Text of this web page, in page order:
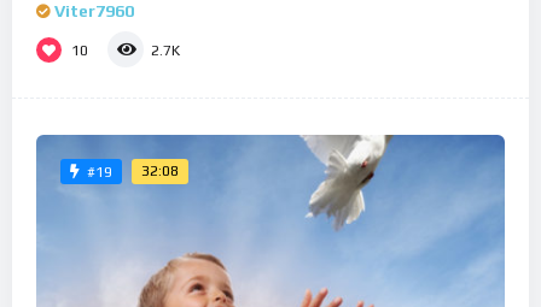
Viter7960
10 2.7K
#19 32:08